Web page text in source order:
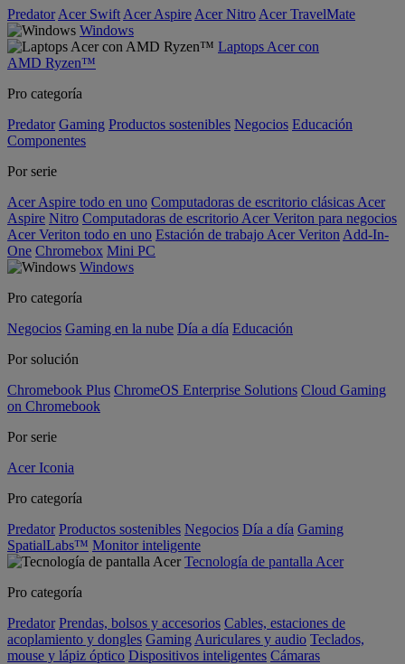
Predator Acer Swift Acer Aspire Acer Nitro Acer TravelMate
Windows
Laptops Acer con
AMD Ryzen™
Pro categoría
Predator Gaming Productos sostenibles Negocios Educación
Componentes
Por serie
Acer Aspire todo en uno Computadoras de escritorio clásicas Acer
Aspire Nitro Computadoras de escritorio Acer Veriton para negocios
Acer Veriton todo en uno Estación de trabajo Acer Veriton Add-In-
One Chromebox Mini PC
Windows
Pro categoría
Negocios Gaming en la nube Día a día Educación
Por solución
Chromebook Plus ChromeOS Enterprise Solutions Cloud Gaming
on Chromebook
Por serie
Acer Iconia
Pro categoría
Predator Productos sostenibles Negocios Día a día Gaming
SpatialLabs™ Monitor inteligente
Tecnología de pantalla Acer
Pro categoría
Predator Prendas, bolsos y accesorios Cables, estaciones de
acoplamiento y dongles Gaming Auriculares y audio Teclados,
mouse y lápiz óptico Dispositivos inteligentes Cámaras